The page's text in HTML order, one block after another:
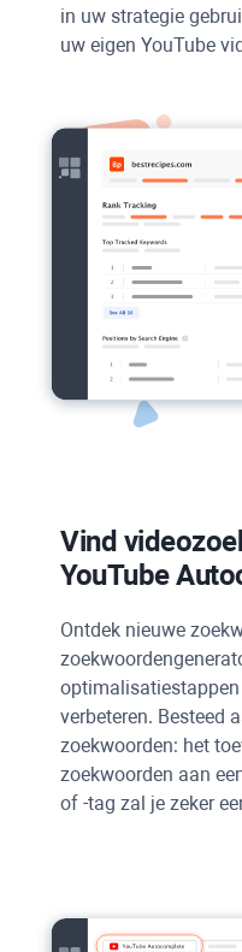
in uw strategie
uw eigen YouTube
Vind
YouTube
Ontdek nieuwe
verbeteren. Besteed
zoekwoorden: het
zoekwoorden aan
of -tag zal je zeker